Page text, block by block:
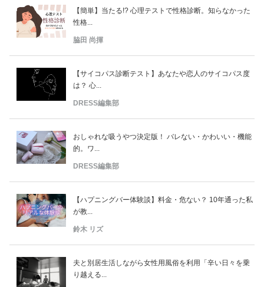
【簡単】当たる!? 心理テストで性格診断。知らなかった
性格...
脇田 尚揮
【サイコパス診断テスト】あなたや恋人のサイコパス度
は？ 心...
DRESS編集部
おしゃれな吸うやつ決定版！ バレない・かわいい・機能
的。ワ...
DRESS編集部
【ハプニングバー体験談】料金・危ない？ 10年通った私
が教...
鈴木 リズ
夫と別居生活しながら女性用風俗を利用「辛い日々を乗
り越える...